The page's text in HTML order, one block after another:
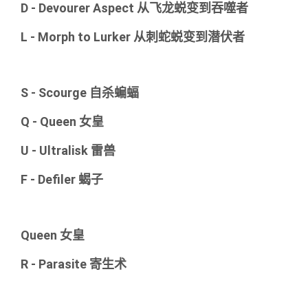
D - Devourer Aspect 从飞龙蜕变到吞噬者
L - Morph to Lurker 从刺蛇蜕变到潜伏者
S - Scourge 自杀蝙蝠
Q - Queen 女皇
U - Ultralisk 雷兽
F - Defiler 蝎子
Queen 女皇
R - Parasite 寄生术